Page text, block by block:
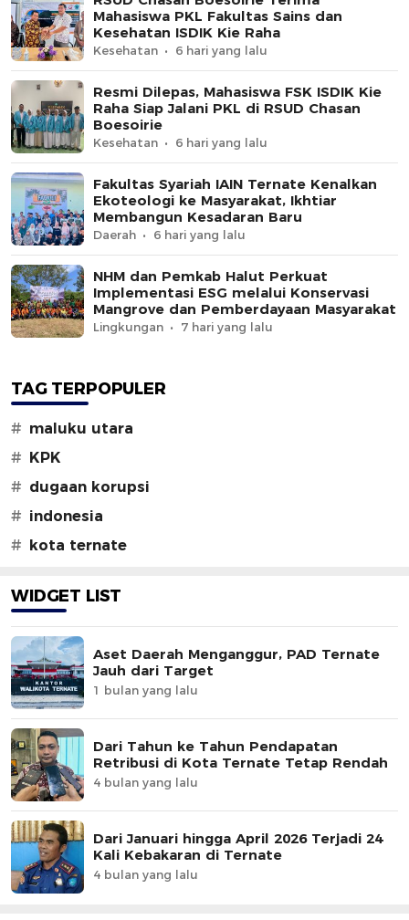
Mahasiswa PKL Fakultas Sains dan
Kesehatan ISDIK Kie Raha
Kesehatan 6 hari yang lalu
Resmi Dilepas, Mahasiswa FSK ISDIK Kie
Raha Siap Jalani PKL di RSUD Chasan
Boesoirie
Kesehatan 6 hari yang lalu
Fakultas Syariah IAIN Ternate Kenalkan
Ekoteologi ke Masyarakat, Ikhtiar
Membangun Kesadaran Baru
Daerah 6 hari yang lalu
NHM dan Pemkab Halut Perkuat
Implementasi ESG melalui Konservasi
Mangrove dan Pemberdayaan Masyarakat
Lingkungan 7 hari yang lalu
TAG TERPOPULER
# maluku utara
# KPK
# dugaan korupsi
# indonesia
# kota ternate
WIDGET LIST
Aset Daerah Menganggur, PAD Ternate
Jauh dari Target
1 bulan yang lalu
Dari Tahun ke Tahun Pendapatan
Retribusi di Kota Ternate Tetap Rendah
4 bulan yang lalu
Dari Januari hingga April 2026 Terjadi 24
Kali Kebakaran di Ternate
4 bulan yang lalu